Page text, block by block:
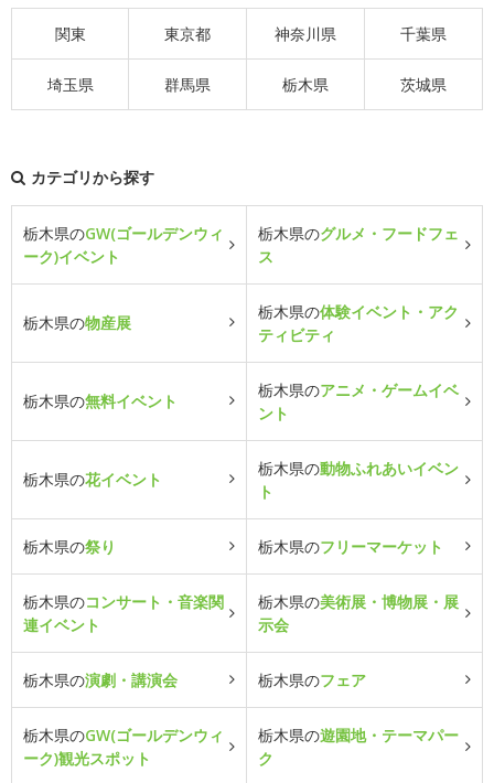
関東 東京都 神奈川県 千葉県
埼玉県 群馬県 栃木県 茨城県
カテゴリから探す
栃木県のGW(ゴールデンウィ
ーク)イベント
栃木県のグルメ・フードフェ
ス
栃木県の物産展
栃木県の体験イベント・アク
ティビティ
栃木県の無料イベント
栃木県のアニメ・ゲームイベ
ント
栃木県の花イベント
栃木県の動物ふれあいイベン
ト
栃木県の祭り 栃木県のフリーマーケット
栃木県のコンサート・音楽関
連イベント
栃木県の美術展・博物展・展
示会
栃木県の演劇・講演会 栃木県のフェア
栃木県のGW(ゴールデンウィ
ーク)観光スポット
栃木県の遊園地・テーマパー
ク